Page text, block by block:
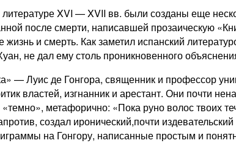
XVI — XVII вв. были созданы еще
после смерти, написавшей прозаическую
и смерть. Как заметил испанский
не дал ему столь проникновенного
— Луис де Гонгора, священник и профессор
властей, изгнанник и арестант. Они почти
метафорично: «Пока руно волос твоих
создал иронический,почти
на Гонгору, написанные простым и